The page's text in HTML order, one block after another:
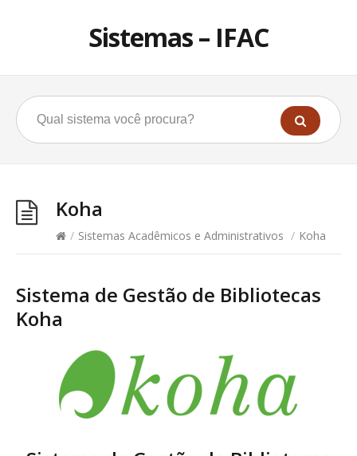
Sistemas – IFAC
Koha
/ Sistemas Acadêmicos e Administrativos / Koha
Sistema de Gestão de Bibliotecas
Koha